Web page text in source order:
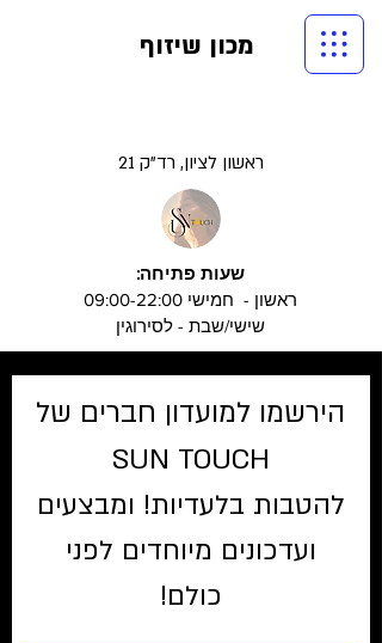
מכון שיזוף
שעות פתיחה:
ראשון - חמישי 09:00-22:00
שישי/שבת - לסירוגין
ראשון לציון, רד"ק 21
הירשמו למועדון חברים של
SUN TOUCH
להטבות בלעדיות! ומבצעים
ועדכונים מיוחדים לפני
כולם!